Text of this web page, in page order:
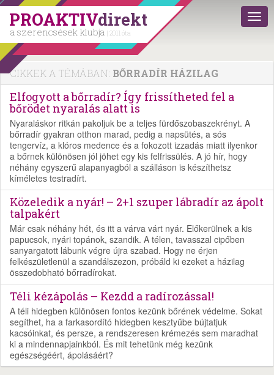
PROAKTIVdirekt
a szerencsések klubja | 2011 óta
CIKKEK A TÉMÁBAN: BŐRRADÍR HÁZILAG
Elfogyott a bőrradír? Így frissítheted fel a
bőrödet nyaralás alatt is
Nyaraláskor ritkán pakoljuk be a teljes fürdőszobaszekrényt. A
bőrradír gyakran otthon marad, pedig a napsütés, a sós
tengervíz, a klóros medence és a fokozott izzadás miatt ilyenkor
a bőrnek különösen jól jöhet egy kis felfrissülés. A jó hír, hogy
néhány egyszerű alapanyagból a szálláson is készíthetsz
kíméletes testradírt.
Közeledik a nyár! – 2+1 szuper lábradír az ápolt
talpakért
Már csak néhány hét, és itt a várva várt nyár. Előkerülnek a kis
papucsok, nyári topánok, szandik. A télen, tavasszal cipőben
sanyargatott lábunk végre újra szabad. Hogy ne érjen
felkészületlenül a szandálszezon, próbáld ki ezeket a házilag
összedobható bőrradírokat.
Téli kézápolás – Kezdd a radírozással!
A téli hidegben különösen fontos kezünk bőrének védelme. Sokat
segíthet, ha a farkasordító hidegben kesztyűbe bújtatjuk
kacsóinkat, és persze, a rendszeresen krémezés sem maradhat
ki a mindennapjainkból. És mit tehetünk még kezünk
egészségéért, ápolásáért?